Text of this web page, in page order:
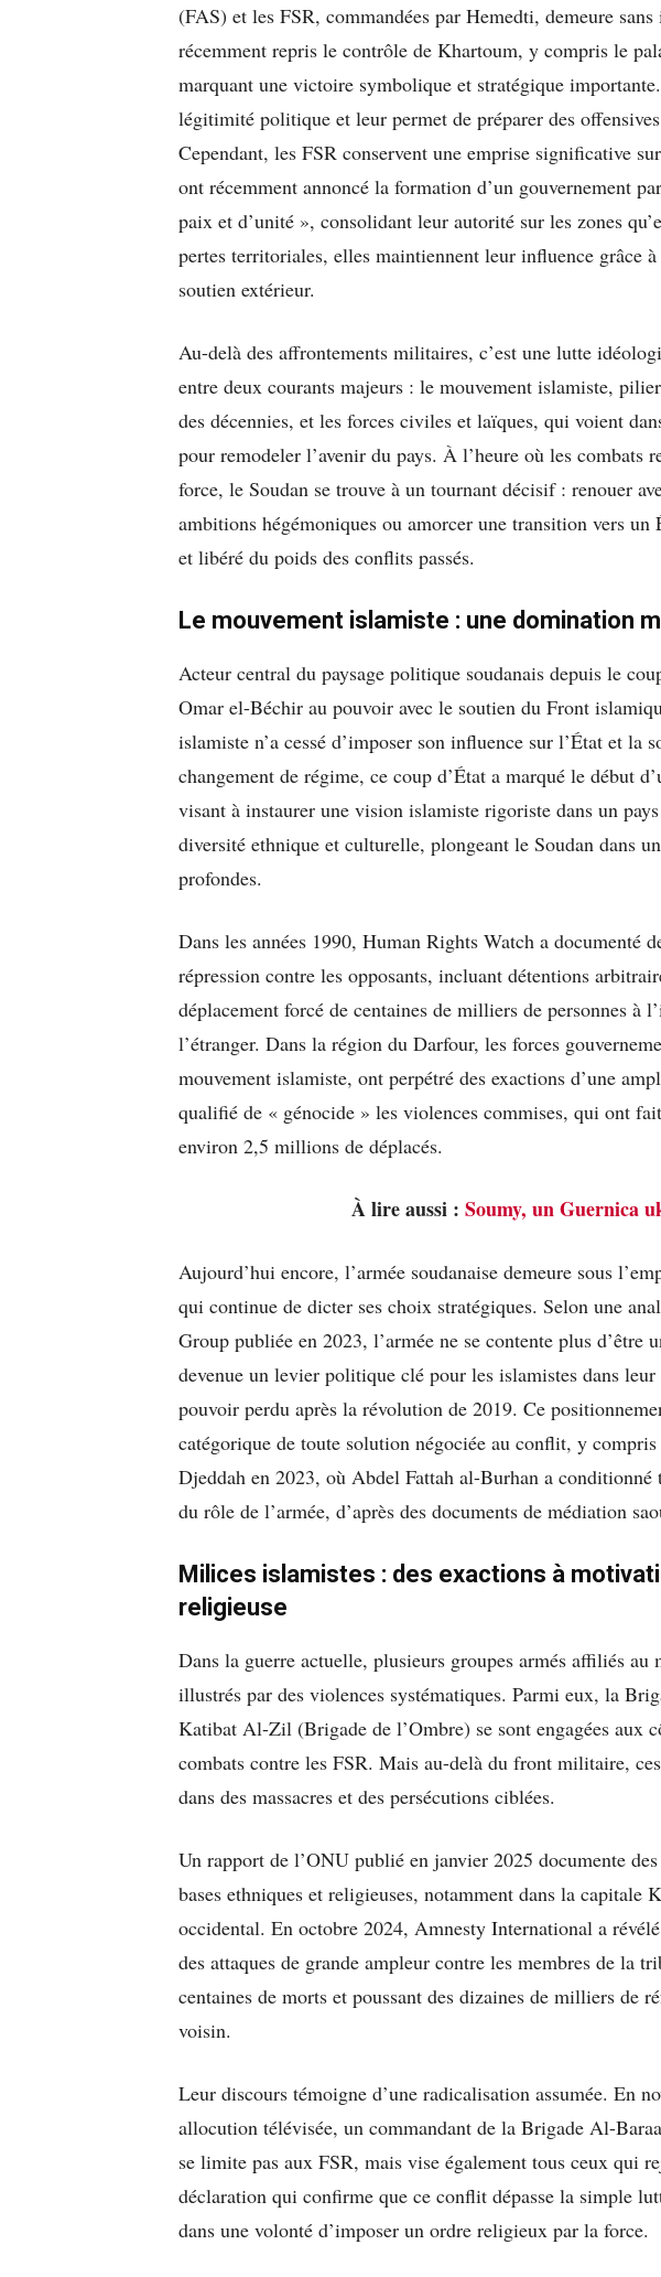
(FAS) et les FSR, commandées par Hemedti, demeure
récemment repris le contrôle de Khartoum, y compris le
marquant une victoire symbolique et stratégique
légitimité politique et leur permet de préparer des offensives
Cependant, les FSR conservent une emprise significative
ont récemment annoncé la formation d’un gouvernement
paix et d’unité », consolidant leur autorité sur les zones
pertes territoriales, elles maintiennent leur influence grâce
soutien extérieur.
Au-delà des affrontements militaires, c’est une lutte
entre deux courants majeurs : le mouvement islamiste,
des décennies, et les forces civiles et laïques, qui voient
pour remodeler l’avenir du pays. À l’heure où les combats
force, le Soudan se trouve à un tournant décisif : renouer
ambitions hégémoniques ou amorcer une transition vers
et libéré du poids des conflits passés.
Le mouvement islamiste : une domination
Acteur central du paysage politique soudanais depuis le
Omar el-Béchir au pouvoir avec le soutien du Front
islamiste n’a cessé d’imposer son influence sur l’État et la
changement de régime, ce coup d’État a marqué le début
visant à instaurer une vision islamiste rigoriste dans un
diversité ethnique et culturelle, plongeant le Soudan dans
profondes.
Dans les années 1990, Human Rights Watch a documenté
répression contre les opposants, incluant détentions
déplacement forcé de centaines de milliers de personnes à
l’étranger. Dans la région du Darfour, les forces
mouvement islamiste, ont perpétré des exactions d’une
qualifié de « génocide » les violences commises, qui ont
environ 2,5 millions de déplacés.
À lire aussi : Soumy, un Guernica
Aujourd’hui encore, l’armée soudanaise demeure sous
qui continue de dicter ses choix stratégiques. Selon une
Group publiée en 2023, l’armée ne se contente plus
devenue un levier politique clé pour les islamistes dans leur
pouvoir perdu après la révolution de 2019. Ce
catégorique de toute solution négociée au conflit, y
Djeddah en 2023, où Abdel Fattah al-Burhan a conditionné
du rôle de l’armée, d’après des documents de médiation
Milices islamistes : des exactions à
religieuse
Dans la guerre actuelle, plusieurs groupes armés affiliés au
illustrés par des violences systématiques. Parmi eux, la
Katibat Al-Zil (Brigade de l’Ombre) se sont engagées aux
combats contre les FSR. Mais au-delà du front militaire,
dans des massacres et des persécutions ciblées.
Un rapport de l’ONU publié en janvier 2025 documente
bases ethniques et religieuses, notamment dans la capitale
occidental. En octobre 2024, Amnesty International a
des attaques de grande ampleur contre les membres de la
centaines de morts et poussant des dizaines de milliers de
voisin.
Leur discours témoigne d’une radicalisation assumée. En
allocution télévisée, un commandant de la Brigade Al-
se limite pas aux FSR, mais vise également tous ceux qui
déclaration qui confirme que ce conflit dépasse la simple
dans une volonté d’imposer un ordre religieux par la force.